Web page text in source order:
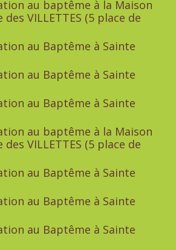
au baptême à la Maison
VILLETTES (5 place de
au Baptême à Sainte
au Baptême à Sainte
au Baptême à Sainte
au baptême à la Maison
VILLETTES (5 place de
au Baptême à Sainte
au Baptême à Sainte
au Baptême à Sainte